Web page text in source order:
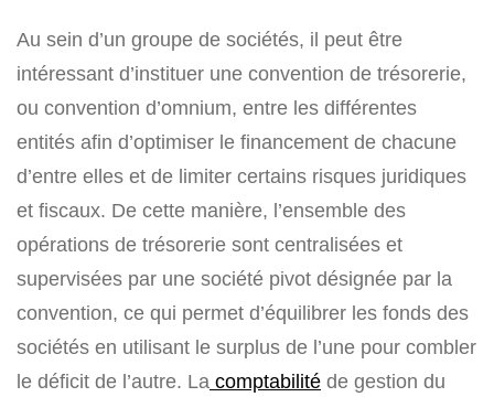
Au sein d’un groupe de sociétés, il peut être
intéressant d’instituer une convention de trésorerie,
ou convention d’omnium, entre les différentes
entités afin d’optimiser le financement de chacune
d’entre elles et de limiter certains risques juridiques
et fiscaux. De cette manière, l’ensemble des
opérations de trésorerie sont centralisées et
supervisées par une société pivot désignée par la
convention, ce qui permet d’équilibrer les fonds des
sociétés en utilisant le surplus de l’une pour combler
le déficit de l’autre. La comptabilité de gestion du